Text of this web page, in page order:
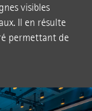
visibles
Il en résulte
permettant de